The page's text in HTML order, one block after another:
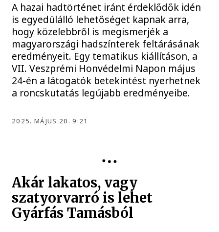
A hazai hadtörténet iránt érdeklődők idén
is egyedülálló lehetőséget kapnak arra,
hogy közelebbről is megismerjék a
magyarországi hadszínterek feltárásának
eredményeit. Egy tematikus kiállításon, a
VII. Veszprémi Honvédelmi Napon május
24-én a látogatók betekintést nyerhetnek
a roncskutatás legújabb eredményeibe.
2025. MÁJUS 20. 9:21
Akár lakatos, vagy
szatyorvarró is lehet
Gyárfás Tamásból